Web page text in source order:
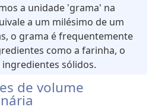
a unidade 'grama' na
a um milésimo de um
o grama é frequentemente
como a farinha, o
sólidos.
de volume